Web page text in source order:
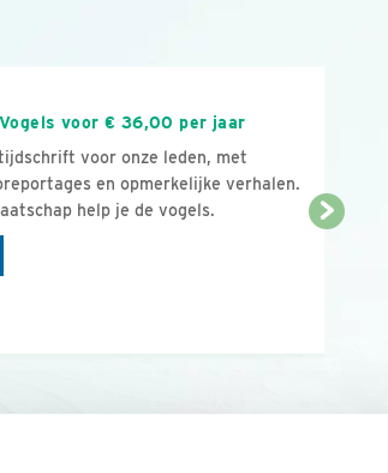
voor € 36,00 per jaar
voor onze leden, met
en opmerkelijke verhalen.
help je de vogels.